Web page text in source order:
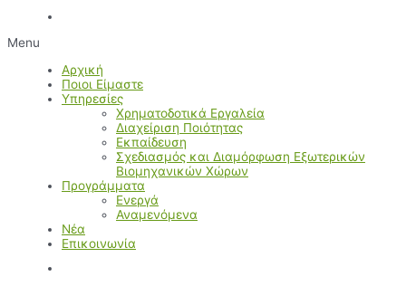
Menu
Αρχική
Ποιοι Είμαστε
Υπηρεσίες
Χρηματοδοτικά Εργαλεία
Διαχείριση Ποιότητας
Εκπαίδευση
Σχεδιασμός και Διαμόρφωση Εξωτερικών
Βιομηχανικών Χώρων
Προγράμματα
Ενεργά
Αναμενόμενα
Νέα
Επικοινωνία